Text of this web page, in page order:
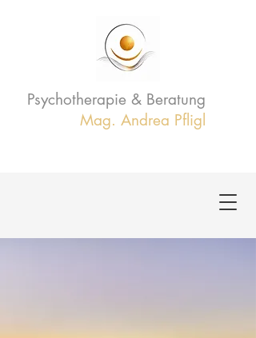
Psychotherapie & Beratung
Mag. Andrea Pfligl